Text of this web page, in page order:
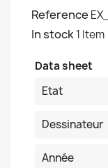
Reference
In stock1 Item
Data sheet
Etat
Dessinateur
Année